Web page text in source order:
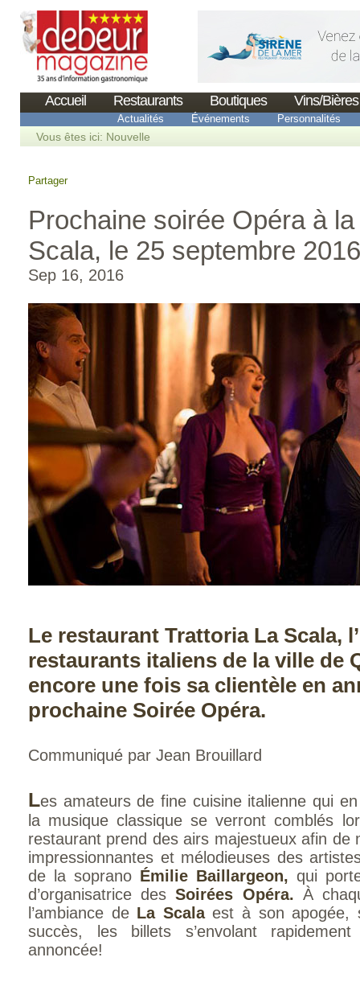
Accueil Restaurants Boutiques Vins/Bières
Actualités Événements Personnalités
Vous êtes ici: Nouvelle
Partager
Prochaine soirée Opéra à
Scala, le 25 septembre 2016
Sep 16, 2016
Le restaurant Trattoria La Scala,
restaurants italiens de la ville de
encore une fois sa clientèle en
prochaine Soirée Opéra.
Communiqué par Jean Brouillard
Les amateurs de fine cuisine italienne qui
la musique classique se verront comblés
restaurant prend des airs majestueux afin de
impressionnantes et mélodieuses des
de la soprano Émilie Baillargeon, qui
d’organisatrice desSoirées Opéra. À
l’ambiance de La Scalaest à son apogée,
succès, les billets s’envolant
annoncée!